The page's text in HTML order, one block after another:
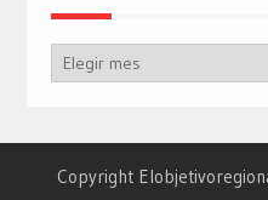
Publicaciones
Copyright